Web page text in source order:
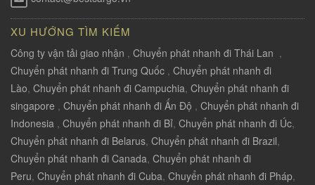
XU HƯỚNG TÌM KIẾM
Công ty vận tải giao nhận , Chuyển phát nhanh đi Thái Lan ,
Chuyển phát nhanh đi Trung Quốc , Chuyển phát nhanh đi
Lào, Chuyển phát nhanh đi Campuchia, Chuyển phát nhanh đi
singapore , Chuyển phát nhanh đi Ấn Độ , Chuyển phát nhanh đi
Indonesia , Chuyển phát nhanh đi Bỉ, Chuyển phát nhanh đi Úc,
Chuyển phát nhanh đi Belarus, Chuyển phát nhanh đi Brazil,
Chuyển phát nhanh đi Canada, Chuyển phát nhanh đi
Peru, Chuyển phát nhanh đi Cuba, Chuyển phát nhanh đi Pháp,